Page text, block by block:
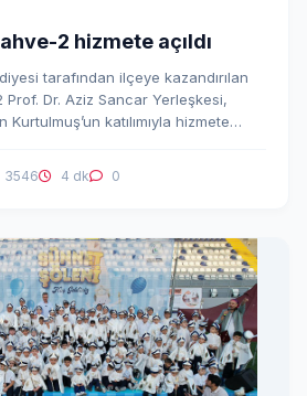
2 hizmete açıldı
tarafından ilçeye kazandırılan
Prof. Dr. Aziz Sancar Yerleşkesi,
Kurtulmuş’un katılımıyla hizmete
3546 4 dk 0